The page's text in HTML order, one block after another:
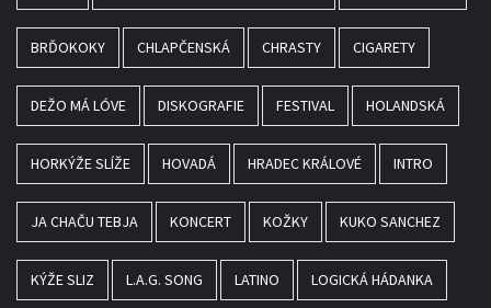
BRĎOKOKY CHLAPČENSKÁ CHRASTY CIGARETY
DEŽO MÁ LÓVE DISKOGRAFIE FESTIVAL HOLANDSKÁ
HORKÝŽE SLÍŽE HOVADÁ HRADEC KRÁLOVÉ INTRO
JA CHAČU TEBJA KONCERT KOŽKY KUKO SANCHEZ
KÝŽE SLIZ L.A.G. SONG LATINO LOGICKÁ HÁDANKA